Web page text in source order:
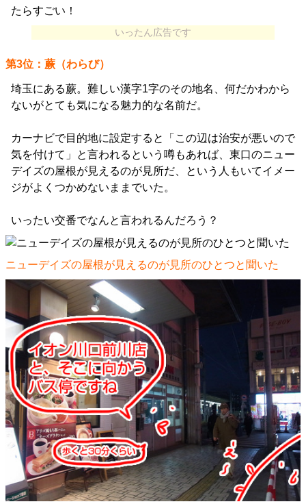
たらすごい！
いったん広告です
第3位：蕨（わらび）
埼玉にある蕨。難しい漢字1字のその地名、何だかわから
ないがとても気になる魅力的な名前だ。
カーナビで目的地に設定すると「この辺は治安が悪いので
気を付けて」と言われるという噂もあれば、東口のニュー
デイズの屋根が見えるのが見所だ、という人もいてイメー
ジがよくつかめないままでいた。
いったい交番でなんと言われるんだろう？
ニューデイズの屋根が見えるのが見所のひとつと聞いた